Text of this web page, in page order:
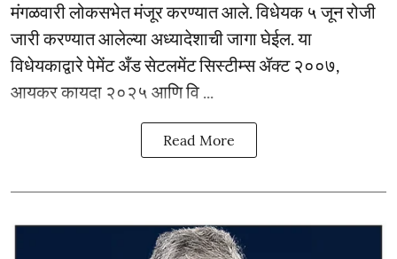
मंगळवारी लोकसभेत मंजूर करण्यात आले. विधेयक ५ जून रोजी
जारी करण्यात आलेल्या अध्यादेशाची जागा घेईल. या
विधेयकाद्वारे पेमेंट अँड सेटलमेंट सिस्टीम्स ॲक्ट २००७,
आयकर कायदा २०२५ आणि वि ...
Read More